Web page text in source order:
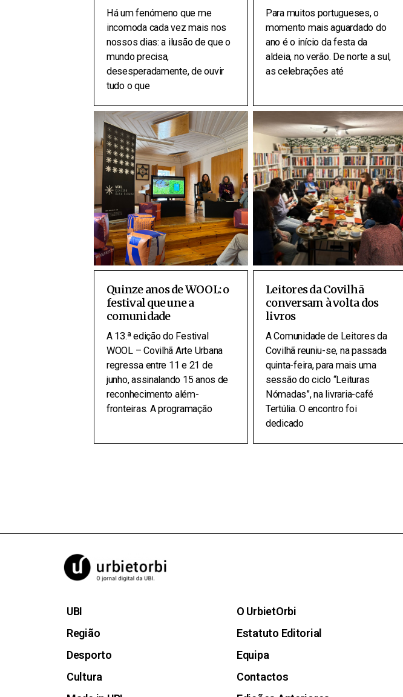
Há um fenómeno que me
incomoda cada vez mais nos
nossos dias: a ilusão de que o
mundo precisa,
desesperadamente, de ouvir
tudo o que
Para muitos portugueses, o
momento mais aguardado do
ano é o início da festa da
aldeia, no verão. De norte a sul,
as celebrações até
Quinze anos de WOOL: o
festival que une a
comunidade
A 13.ª edição do Festival
WOOL – Covilhã Arte Urbana
regressa entre 11 e 21 de
junho, assinalando 15 anos de
reconhecimento além-
fronteiras. A programação
Leitores da Covilhã
conversam à volta dos
livros
A Comunidade de Leitores da
Covilhã reuniu-se, na passada
quinta-feira, para mais uma
sessão do ciclo “Leituras
Nómadas”, na livraria-café
Tertúlia. O encontro foi
dedicado
UBI
Região
Desporto
Cultura
O UrbietOrbi
Estatuto Editorial
Equipa
Contactos